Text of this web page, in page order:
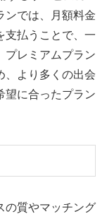
ンでは、月額料金
支払うことで、一
プレミアムプラン
、より多くの出会
望に合ったプラン
の質やマッチング